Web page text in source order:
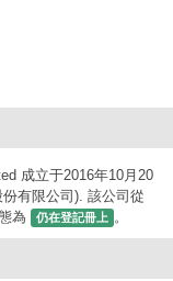
成立于2016年10月20
有限公司). 該公司從
為
仍在登記冊上 。